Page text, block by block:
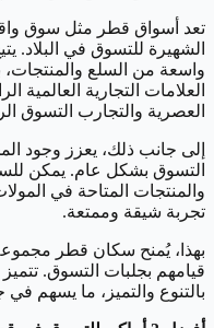
تعد أسواق قطر مثل سوق
الشهيرة للتسوق في البلاد.
واسعة من السلع والمنتجات،
العلامات التجارية العالمية
العصرية والتجارب التسوق
إلى جانب ذلك، يعزز وجود
التسوق بشكل عام. يمكن
والمنتجات المتاحة في
تجربة شيقة وممتعة.
بهذا، يُمنح سكان قطر
قيامهم بجلبات التسوق.
بالتنوع والتميز، ما يسهم في